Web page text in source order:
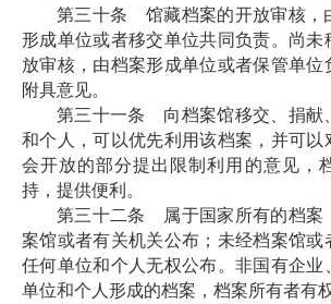
第三十条 馆藏档案的开放审核，
形成单位或者移交单位共同负责。尚未
放审核，由档案形成单位或者保管单位
附具意见。
第三十一条 向档案馆移交、捐献
和个人，可以优先利用该档案，并可以
会开放的部分提出限制利用的意见，
持，提供便利。
第三十二条 属于国家所有的档案
案馆或者有关机关公布；未经档案馆或
任何单位和个人无权公布。非国有企业
单位和个人形成的档案，档案所有者有